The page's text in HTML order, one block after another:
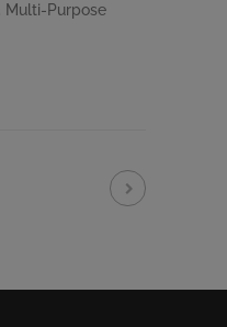
Purpose